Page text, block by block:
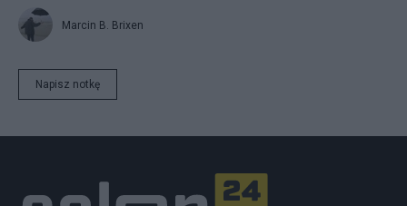
Marcin B. Brixen
Napisz notkę